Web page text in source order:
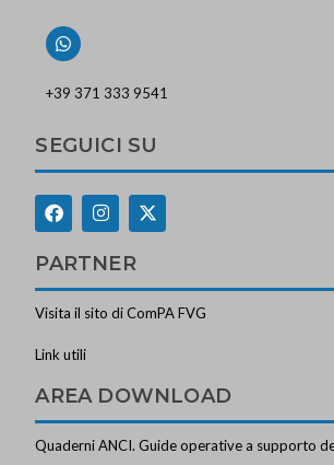
+39 371 333 9541
SEGUICI SU
PARTNER
Visita il sito di ComPA FVG
Link utili
AREA DOWNLOAD
Quaderni ANCI. Guide operative a supporto